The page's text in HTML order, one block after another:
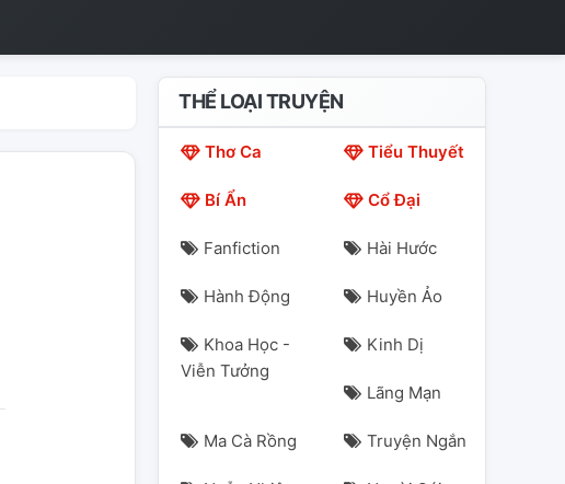
THỂ LOẠI TRUYỆN
Thơ Ca Tiểu Thuyết
Bí Ẩn Cổ Đại
Fanfiction Hài Hước
Hành Động Huyền Ảo
Khoa Học -
Viễn Tưởng
Kinh Dị
Lãng Mạn
Ma Cà Rồng Truyện Ngắn